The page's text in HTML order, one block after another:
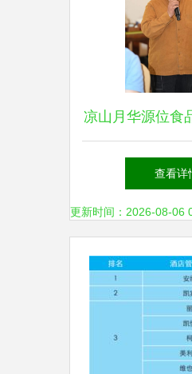
凉山月华源位食
揭牌，以酒店管
产品出
查看详
更新时间：2026-08-06